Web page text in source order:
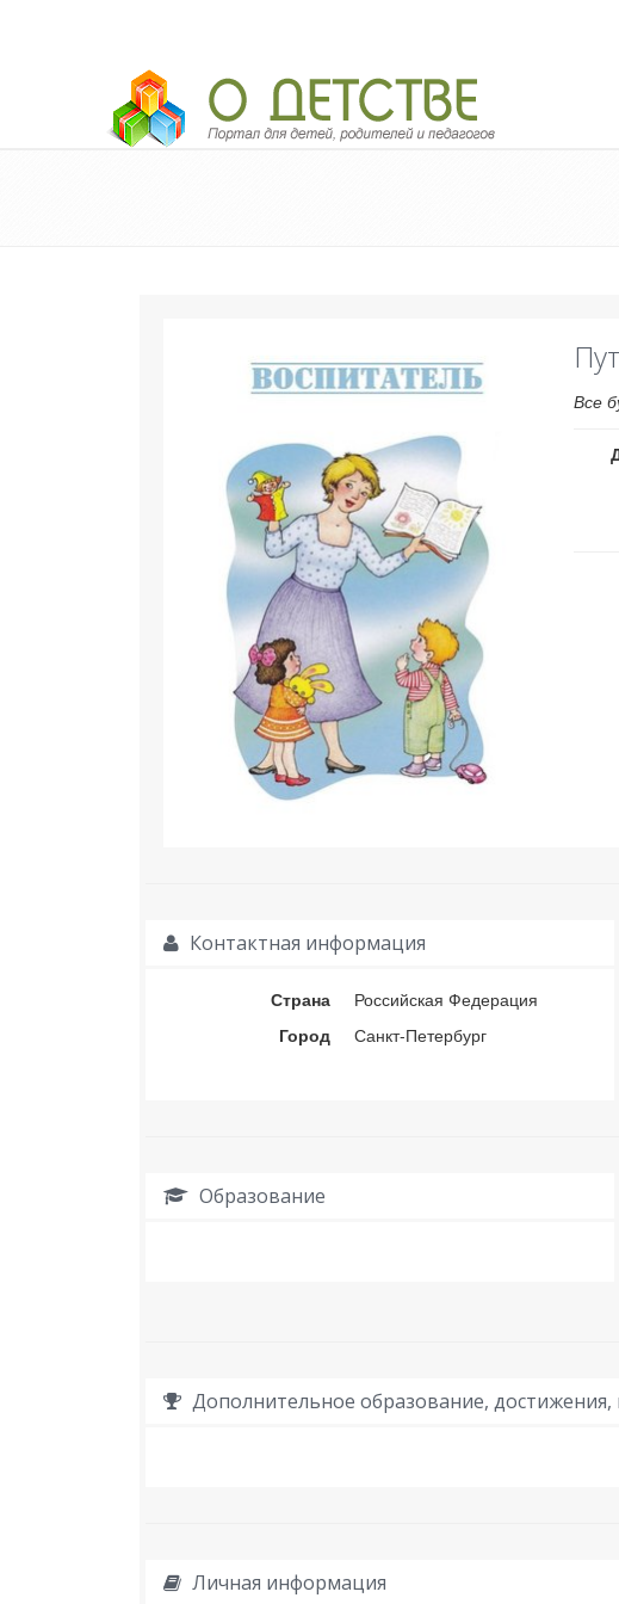
Педагогический портал «О детстве»
Все
Контактная информация
Страна
Российская Федерация
Город
Санкт-Петербург
Образование
Дополнительное образование, достижения,
Личная информация